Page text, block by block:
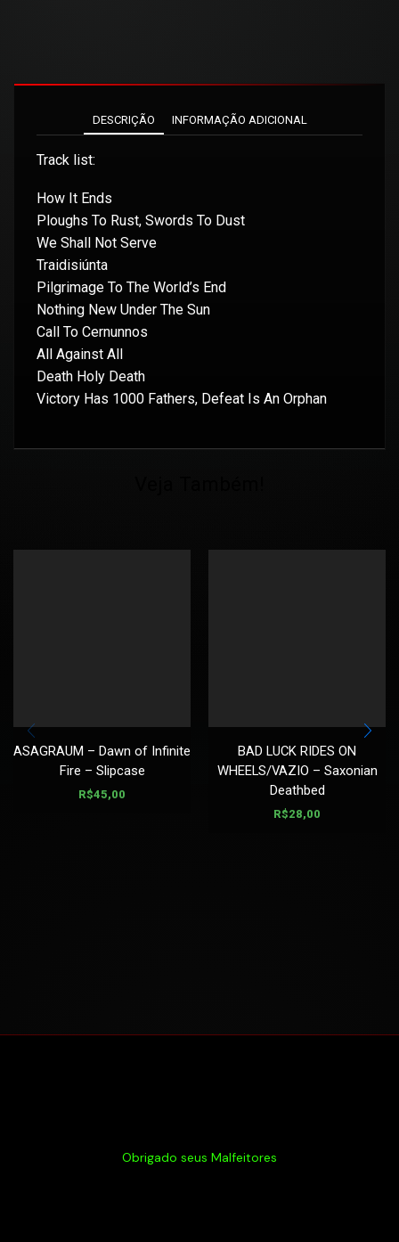
DESCRIÇÃO INFORMAÇÃO ADICIONAL
Track list:
How It Ends
Ploughs To Rust, Swords To Dust
We Shall Not Serve
Traidisiúnta
Pilgrimage To The World’s End
Nothing New Under The Sun
Call To Cernunnos
All Against All
Death Holy Death
Victory Has 1000 Fathers, Defeat Is An Orphan
ASAGRAUM – Dawn of Infinite
Fire – Slipcase
R$45,00
BAD LUCK RIDES ON
WHEELS/VAZIO – Saxonian
Deathbed
R$28,00
Obrigado seus Malfeitores